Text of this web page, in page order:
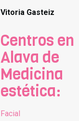
Vitoria Gasteiz
Centros en
Alava de
Medicina
estética:
Facial